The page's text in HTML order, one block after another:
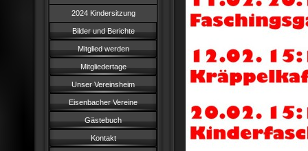
2024 Kindersitzung
Bilder und Berichte
Mitglied werden
Mitgliedertage
Unser Vereinsheim
Eisenbacher Vereine
Gästebuch
Kontakt